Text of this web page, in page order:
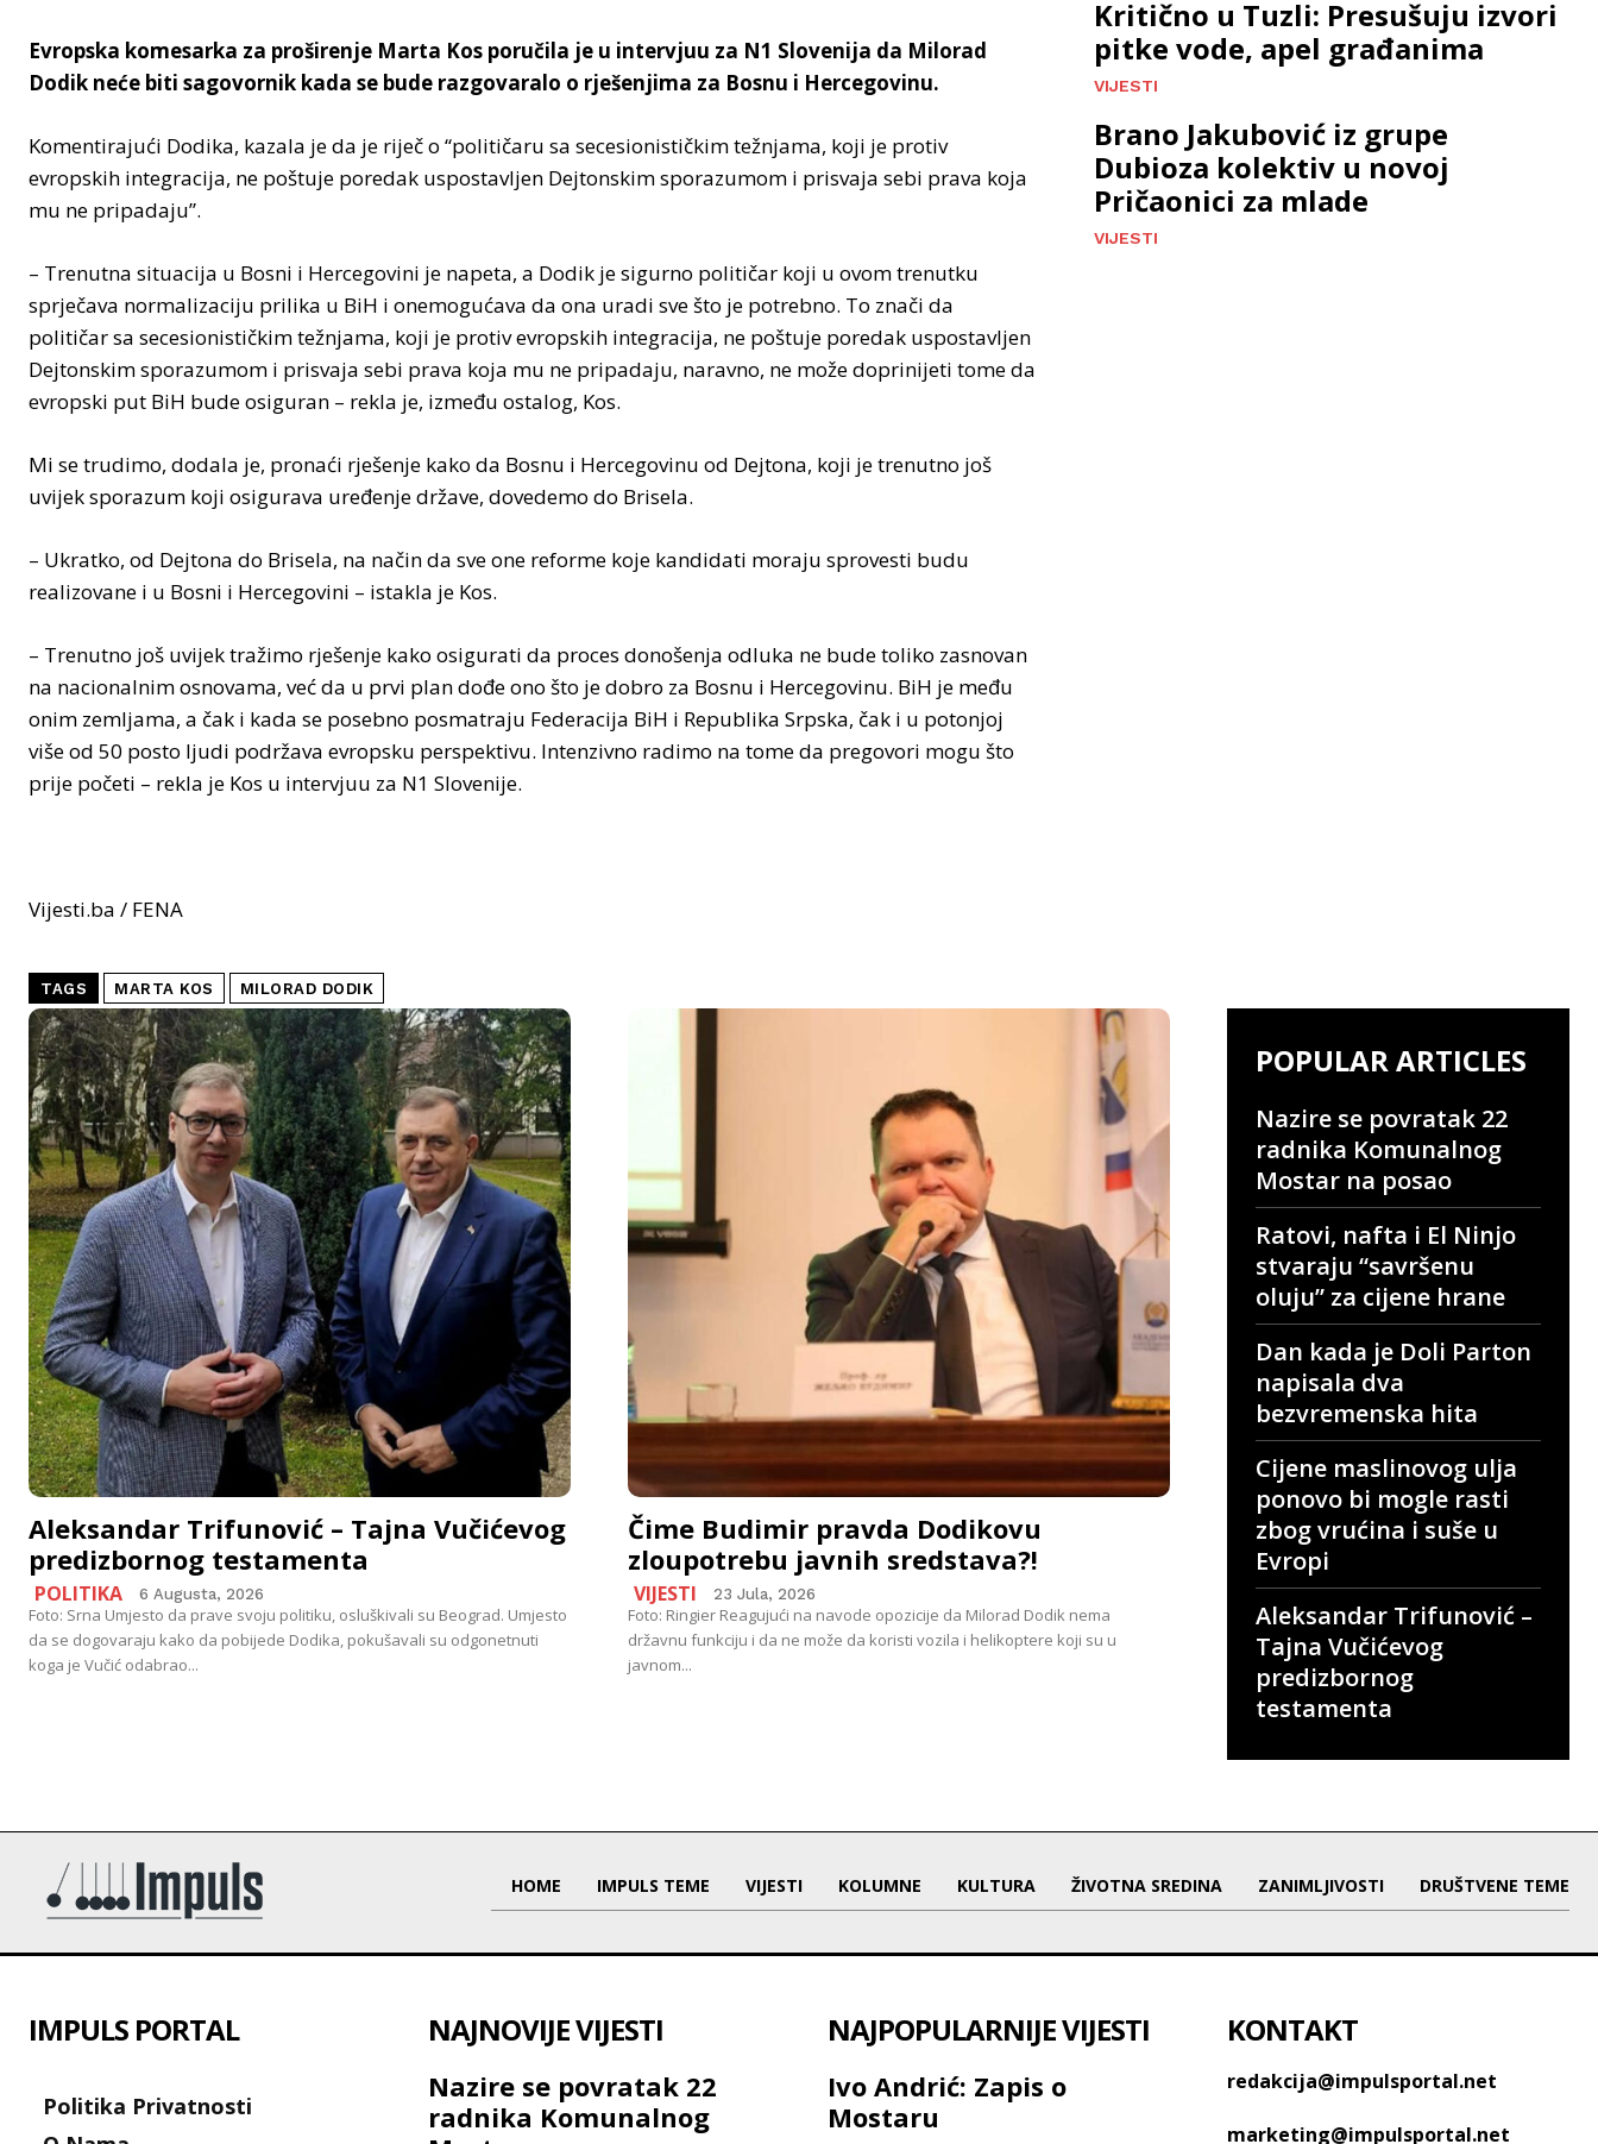
Evropska komesarka za proširenje Marta Kos poručila je u intervjuu za N1 Slovenija da Milorad
Dodik neće biti sagovornik kada se bude razgovaralo o rješenjima za Bosnu i Hercegovinu.
Komentirajući Dodika, kazala je da je riječ o “političaru sa secesionističkim težnjama, koji je protiv
evropskih integracija, ne poštuje poredak uspostavljen Dejtonskim sporazumom i prisvaja sebi prava koja
mu ne pripadaju”.
– Trenutna situacija u Bosni i Hercegovini je napeta, a Dodik je sigurno političar koji u ovom trenutku
sprječava normalizaciju prilika u BiH i onemogućava da ona uradi sve što je potrebno. To znači da
političar sa secesionističkim težnjama, koji je protiv evropskih integracija, ne poštuje poredak uspostavljen
Dejtonskim sporazumom i prisvaja sebi prava koja mu ne pripadaju, naravno, ne može doprinijeti tome da
evropski put BiH bude osiguran – rekla je, između ostalog, Kos.
Mi se trudimo, dodala je, pronaći rješenje kako da Bosnu i Hercegovinu od Dejtona, koji je trenutno još
uvijek sporazum koji osigurava uređenje države, dovedemo do Brisela.
– Ukratko, od Dejtona do Brisela, na način da sve one reforme koje kandidati moraju sprovesti budu
realizovane i u Bosni i Hercegovini – istakla je Kos.
– Trenutno još uvijek tražimo rješenje kako osigurati da proces donošenja odluka ne bude toliko zasnovan
na nacionalnim osnovama, već da u prvi plan dođe ono što je dobro za Bosnu i Hercegovinu. BiH je među
onim zemljama, a čak i kada se posebno posmatraju Federacija BiH i Republika Srpska, čak i u potonjoj
više od 50 posto ljudi podržava evropsku perspektivu. Intenzivno radimo na tome da pregovori mogu što
prije početi – rekla je Kos u intervjuu za N1 Slovenije.
Vijesti.ba / FENA
TAGS MARTA KOS MILORAD DODIK
Kritično u Tuzli: Presušuju izvori
pitke vode, apel građanima
VIJESTI
Brano Jakubović iz grupe
Dubioza kolektiv u novoj
Pričaonici za mlade
VIJESTI
Aleksandar Trifunović – Tajna Vučićevog
predizbornog testamenta
POLITIKA 6 Augusta, 2026
Foto: Srna Umjesto da prave svoju politiku, osluškivali su Beograd. Umjesto
da se dogovaraju kako da pobijede Dodika, pokušavali su odgonetnuti
koga je Vučić odabrao...
Čime Budimir pravda Dodikovu
zloupotrebu javnih sredstava?!
VIJESTI 23 Jula, 2026
Foto: Ringier Reagujući na navode opozicije da Milorad Dodik nema
državnu funkciju i da ne može da koristi vozila i helikoptere koji su u
javnom...
POPULAR ARTICLES
Nazire se povratak 22
radnika Komunalnog
Mostar na posao
Ratovi, nafta i El Ninjo
stvaraju “savršenu
oluju” za cijene hrane
Dan kada je Doli Parton
napisala dva
bezvremenska hita
Cijene maslinovog ulja
ponovo bi mogle rasti
zbog vrućina i suše u
Evropi
Aleksandar Trifunović –
Tajna Vučićevog
predizbornog
testamenta
HOME IMPULS TEME VIJESTI KOLUMNE KULTURA ŽIVOTNA SREDINA ZANIMLJIVOSTI DRUŠTVENE TEME
IMPULS PORTAL
Politika Privatnosti
NAJNOVIJE VIJESTI
Nazire se povratak 22
radnika Komunalnog
NAJPOPULARNIJE VIJESTI
Ivo Andrić: Zapis o
Mostaru
KONTAKT
redakcija@impulsportal.net
marketing@impulsportal.net